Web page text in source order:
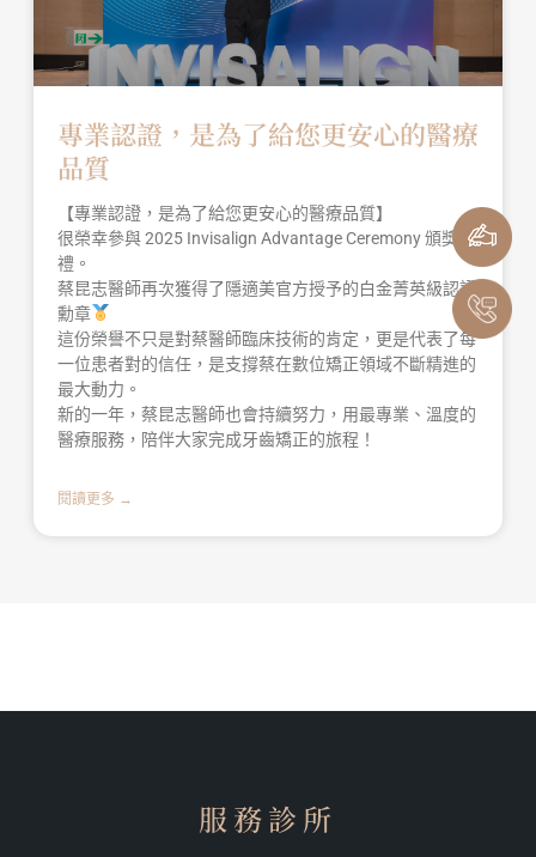
專業認證，是為了給您更安心的醫療
品質
【專業認證，是為了給您更安心的醫療品質】
很榮幸參與 2025 Invisalign Advantage Ceremony 頒獎典
禮。
蔡昆志醫師再次獲得了隱適美官方授予的白金菁英級認證
勳章
這份榮譽不只是對蔡醫師臨床技術的肯定，更是代表了每
一位患者對的信任，是支撐蔡在數位矯正領域不斷精進的
最大動力。
新的一年，蔡昆志醫師也會持續努力，用最專業、溫度的
醫療服務，陪伴大家完成牙齒矯正的旅程！
閱讀更多 →
服務診所